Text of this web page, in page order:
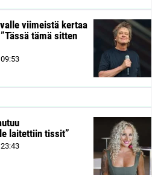
viimeistä kertaa
tämä sitten
09:53
laitettiin tissit”
23:43